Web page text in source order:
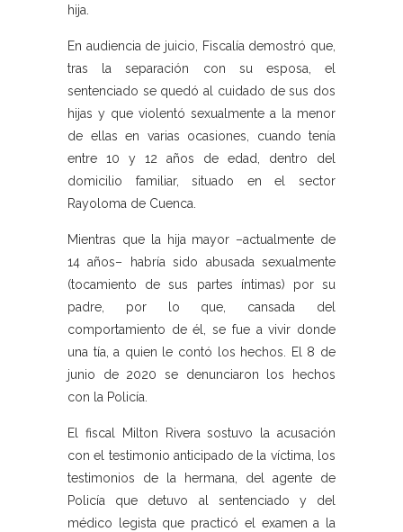
hija.
En audiencia de juicio, Fiscalía demostró que,
tras la separación con su esposa, el
sentenciado se quedó al cuidado de sus dos
hijas y que violentó sexualmente a la menor
de ellas en varias ocasiones, cuando tenía
entre 10 y 12 años de edad, dentro del
domicilio familiar, situado en el sector
Rayoloma de Cuenca.
Mientras que la hija mayor –actualmente de
14 años– habría sido abusada sexualmente
(tocamiento de sus partes íntimas) por su
padre, por lo que, cansada del
comportamiento de él, se fue a vivir donde
una tía, a quien le contó los hechos. El 8 de
junio de 2020 se denunciaron los hechos
con la Policía.
El fiscal Milton Rivera sostuvo la acusación
con el testimonio anticipado de la víctima, los
testimonios de la hermana, del agente de
Policía que detuvo al sentenciado y del
médico legista que practicó el examen a la